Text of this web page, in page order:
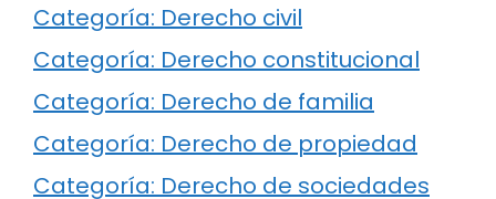
Categoría: Derecho civil
Categoría: Derecho constitucional
Categoría: Derecho de familia
Categoría: Derecho de propiedad
Categoría: Derecho de sociedades